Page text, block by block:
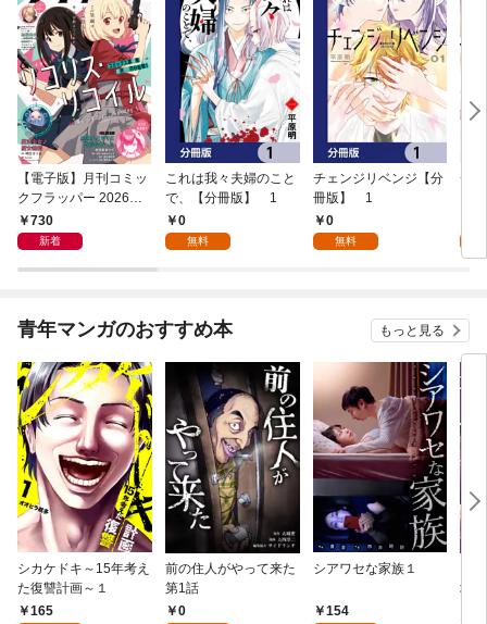
【電子版】月刊コミッ
クフラッパー 2026年9
月号730
新着
これは我々夫婦のこと
で、【分冊版】 1
0
無料
チェンジリベンジ【分
冊版】 1
0
無料
チ
青年マンガのおすすめ本 もっと見る
シカケドキ～15年考え
た復讐計画～１
165
前の住人がやって来た
第1話
0
シアワセな家族１
154
地